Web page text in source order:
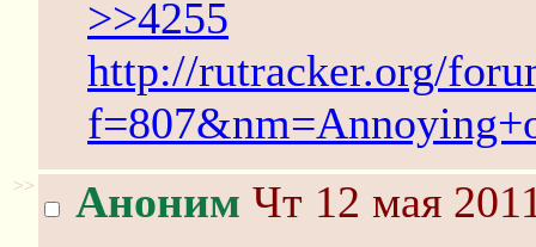
>>4255
http://rutracker.org/
>> Аноним Чт 12 мая